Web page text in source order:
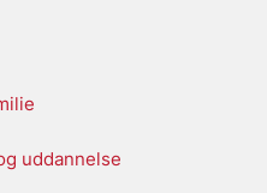
uddannelse